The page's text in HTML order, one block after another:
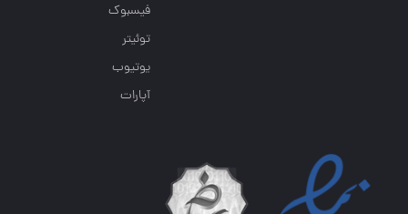
فیسبوک
توئیتر
یوتیوب
آپارات